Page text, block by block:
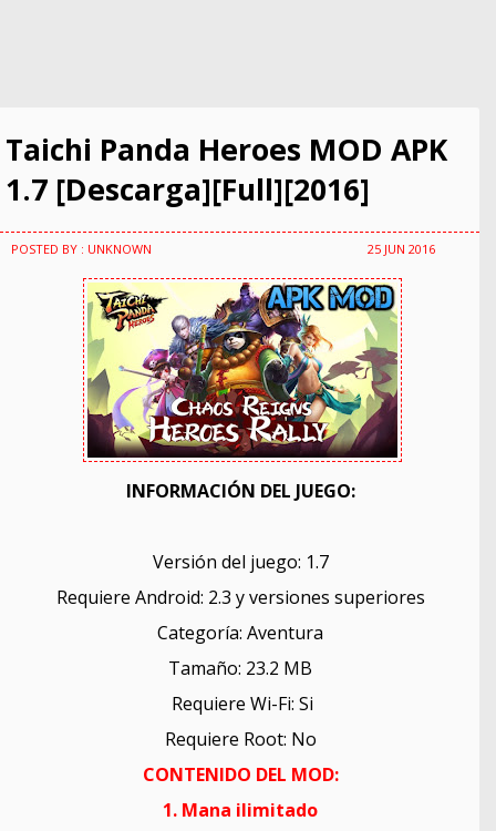
Taichi Panda Heroes MOD APK
1.7 [Descarga][Full][2016]
POSTED BY : UNKNOWN 25 JUN 2016
INFORMACIÓN DEL JUEGO:
Versión del juego: 1.7
Requiere Android: 2.3 y versiones superiores
Categoría: Aventura
Tamaño: 23.2 MB
Requiere Wi-Fi: Si
Requiere Root: No
CONTENIDO DEL MOD:
1. Mana ilimitado